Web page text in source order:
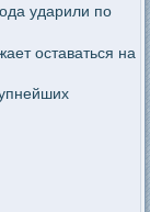
ударили по
оставаться на